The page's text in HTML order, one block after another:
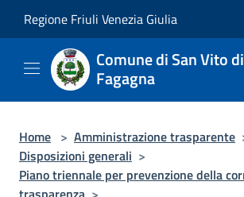
Regione Friuli Venezia Giulia
Comune di San Vito di
Fagagna
Home > Amministrazione trasparente
Disposizioni generali >
Piano triennale per prevenzione della